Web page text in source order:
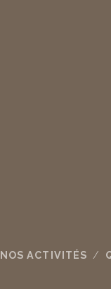
NOS ACTIVITÉS